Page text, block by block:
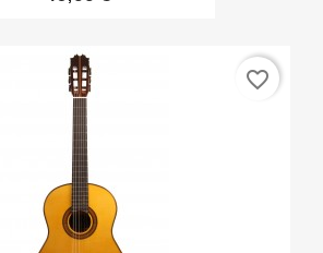
favorite_border